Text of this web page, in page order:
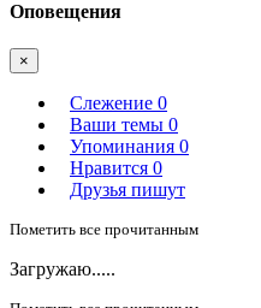
Оповещения
×
Слежение 0
Ваши темы 0
Упоминания 0
Нравится 0
Друзья пишут
Пометить все прочитанным
Загружаю.....